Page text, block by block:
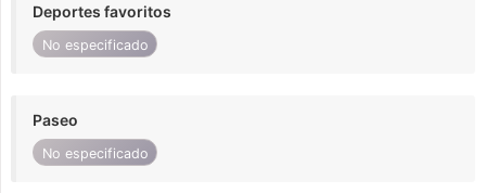
Deportes favoritos
No especificado
Paseo
No especificado